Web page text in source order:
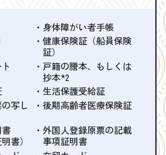
身体障がい者手帳
健康保険証（船員保険
証）
戸籍の謄本、もしくは
抄本*2
生活保護受給証
写し
後期高齢者医療保険証
書）
外国人登録原票の記載
事項証明書